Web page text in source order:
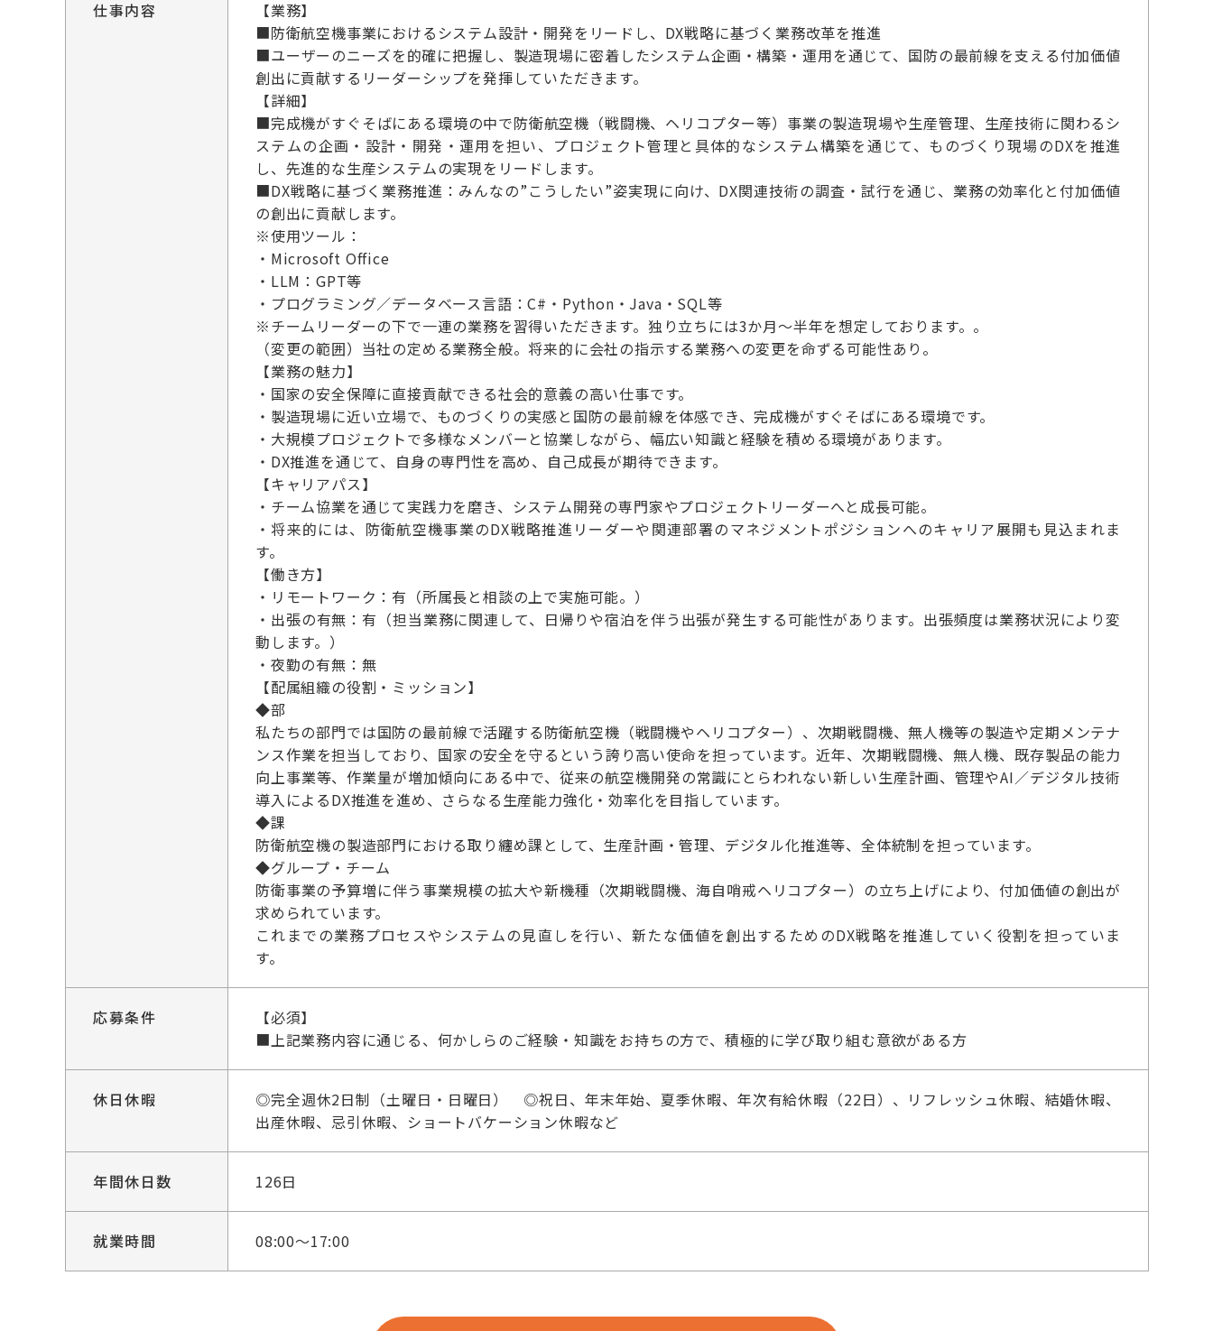
仕事内容
【業務】
■防衛航空機事業におけるシステム設計・開発をリードし、DX戦略に基づく業務改革を推進
■ユーザーのニーズを的確に把握し、製造現場に密着したシステム企画・構築・運用を通じて、国防の最前線を支える付加価値
創出に貢献するリーダーシップを発揮していただきます。
【詳細】
■完成機がすぐそばにある環境の中で防衛航空機（戦闘機、ヘリコプター等）事業の製造現場や生産管理、生産技術に関わるシ
ステムの企画・設計・開発・運用を担い、プロジェクト管理と具体的なシステム構築を通じて、ものづくり現場のDXを推進
し、先進的な生産システムの実現をリードします。
■DX戦略に基づく業務推進：みんなの”こうしたい”姿実現に向け、DX関連技術の調査・試行を通じ、業務の効率化と付加価値
の創出に貢献します。
※使用ツール：
・Microsoft Office
・LLM：GPT等
・プログラミング／データベース言語：C#・Python・Java・SQL等
※チームリーダーの下で一連の業務を習得いただきます。独り立ちには3か月～半年を想定しております。。
（変更の範囲）当社の定める業務全般。将来的に会社の指示する業務への変更を命ずる可能性あり。
【業務の魅力】
・国家の安全保障に直接貢献できる社会的意義の高い仕事です。
・製造現場に近い立場で、ものづくりの実感と国防の最前線を体感でき、完成機がすぐそばにある環境です。
・大規模プロジェクトで多様なメンバーと協業しながら、幅広い知識と経験を積める環境があります。
・DX推進を通じて、自身の専門性を高め、自己成長が期待できます。
【キャリアパス】
・チーム協業を通じて実践力を磨き、システム開発の専門家やプロジェクトリーダーへと成長可能。
・将来的には、防衛航空機事業のDX戦略推進リーダーや関連部署のマネジメントポジションへのキャリア展開も見込まれま
す。
【働き方】
・リモートワーク：有（所属長と相談の上で実施可能。）
・出張の有無：有（担当業務に関連して、日帰りや宿泊を伴う出張が発生する可能性があります。出張頻度は業務状況により変
動します。）
・夜勤の有無：無
【配属組織の役割・ミッション】
◆部
私たちの部門では国防の最前線で活躍する防衛航空機（戦闘機やヘリコプター）、次期戦闘機、無人機等の製造や定期メンテナ
ンス作業を担当しており、国家の安全を守るという誇り高い使命を担っています。近年、次期戦闘機、無人機、既存製品の能力
向上事業等、作業量が増加傾向にある中で、従来の航空機開発の常識にとらわれない新しい生産計画、管理やAI／デジタル技術
導入によるDX推進を進め、さらなる生産能力強化・効率化を目指しています。
◆課
防衛航空機の製造部門における取り纏め課として、生産計画・管理、デジタル化推進等、全体統制を担っています。
◆グループ・チーム
防衛事業の予算増に伴う事業規模の拡大や新機種（次期戦闘機、海自哨戒ヘリコプター）の立ち上げにより、付加価値の創出が
求められています。
これまでの業務プロセスやシステムの見直しを行い、新たな価値を創出するためのDX戦略を推進していく役割を担っていま
す。
応募条件
【必須】
■上記業務内容に通じる、何かしらのご経験・知識をお持ちの方で、積極的に学び取り組む意欲がある方
休日休暇
◎完全週休2日制（土曜日・日曜日） ◎祝日、年末年始、夏季休暇、年次有給休暇（22日）、リフレッシュ休暇、結婚休暇、
出産休暇、忌引休暇、ショートバケーション休暇など
年間休日数 126日
就業時間 08:00～17:00